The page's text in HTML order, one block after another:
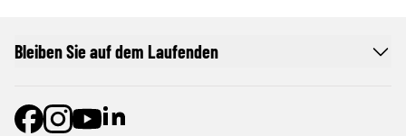
Bleiben Sie auf dem Laufenden